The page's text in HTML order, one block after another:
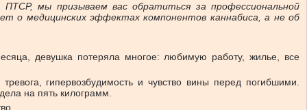
мы призываем вас обратиться за профессиональной
о медицинских эффектах компонентов каннабиса, а не об
девушка потеряла многое: любимую работу, жилье, все
гипервозбудимость и чувство вины перед погибшими.
на пять килограмм.